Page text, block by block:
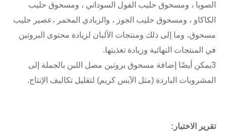
الصويا ، ومسحوق حليب الفول السوداني ، ومسحوق حليب
الكاكاو ، ومسحوق حليب الجوز ، والزبادي المخمر ،عصير حليب
مسحوق، وما إلى ذلك ومنتجات الألبان لزيادة محتوى البروتين
في المنتجات النهائية وزيادة تغذيتها.
المشروبات الباردة (مثل الآيس كريم) لتقليل تكاليف الإنتاج.
تقرير الاختبار: